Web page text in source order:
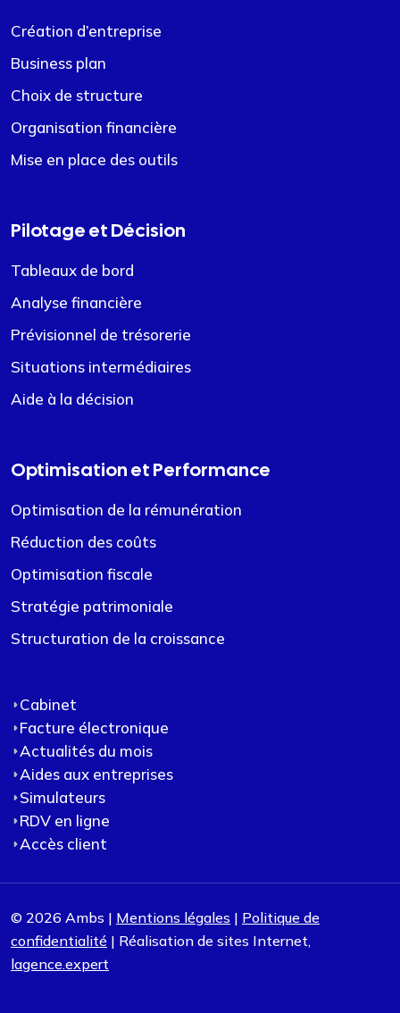
Création d’entreprise
Business plan
Choix de structure
Organisation financière
Mise en place des outils
Pilotage et Décision
Tableaux de bord
Analyse financière
Prévisionnel de trésorerie
Situations intermédiaires
Aide à la décision
Optimisation et Performance
Optimisation de la rémunération
Réduction des coûts
Optimisation fiscale
Stratégie patrimoniale
Structuration de la croissance
Cabinet
Facture électronique
Actualités du mois
Aides aux entreprises
Simulateurs
RDV en ligne
Accès client
© 2026 Ambs | Mentions légales | Politique de
confidentialité | Réalisation de sites Internet,
lagence.expert